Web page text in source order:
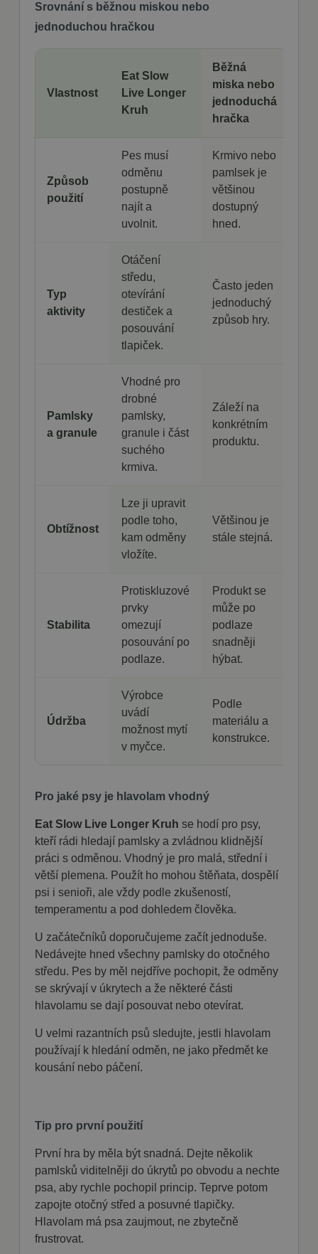
Srovnání s běžnou miskou nebo
jednoduchou hračkou
Vlastnost
Eat Slow
Live Longer
Kruh
Běžná
miska nebo
jednoduchá
hračka
Způsob
použití
Pes musí
odměnu
postupně
najít a
uvolnit.
Krmivo nebo
pamlsek je
většinou
dostupný
hned.
Typ
aktivity
Otáčení
středu,
otevírání
destiček a
posouvání
tlapiček.
Často jeden
jednoduchý
způsob hry.
Pamlsky
a granule
Vhodné pro
drobné
pamlsky,
granule i část
suchého
krmiva.
Záleží na
konkrétním
produktu.
Obtížnost
Lze ji upravit
podle toho,
kam odměny
vložíte.
Většinou je
stále stejná.
Stabilita
Protiskluzové
prvky
omezují
posouvání po
podlaze.
Produkt se
může po
podlaze
snadněji
hýbat.
Údržba
Výrobce
uvádí
možnost mytí
v myčce.
Podle
materiálu a
konstrukce.
Pro jaké psy je hlavolam vhodný
Eat Slow Live Longer Kruh se hodí pro psy,
kteří rádi hledají pamlsky a zvládnou klidnější
práci s odměnou. Vhodný je pro malá, střední i
větší plemena. Použít ho mohou štěňata, dospělí
psi i senioři, ale vždy podle zkušeností,
temperamentu a pod dohledem člověka.
U začátečníků doporučujeme začít jednoduše.
Nedávejte hned všechny pamlsky do otočného
středu. Pes by měl nejdříve pochopit, že odměny
se skrývají v úkrytech a že některé části
hlavolamu se dají posouvat nebo otevírat.
U velmi razantních psů sledujte, jestli hlavolam
používají k hledání odměn, ne jako předmět ke
kousání nebo páčení.
Tip pro první použití
První hra by měla být snadná. Dejte několik
pamlsků viditelněji do úkrytů po obvodu a nechte
psa, aby rychle pochopil princip. Teprve potom
zapojte otočný střed a posuvné tlapičky.
Hlavolam má psa zaujmout, ne zbytečně
frustrovat.
základní funkce webových stránek, jako je
přihlášení uživatele a správa účtu. Webové
Poskytovatel
/ Doména
Vyprší
shop5_kosik .fajnpes.cz 10 dní
Tento soubor
nákupního
košíku
uživatele a
detailů relace
CookieScriptConsent
měsíc
používá
služba
Cookie-
Script.com k
Script.com
Poskytovatel
Vyprší Popis
používá
sledování
návštěv
nebo
aktivit na
měření
výkonu.
Google LLC
.doubleclick.net
1 rok
Tento soubor
cookie
nastavuje
Doubleclick a
provádí
informace o
webové stránky
reklamu,
kterou koncový
uživatel mohl
sid
.seznam.cz
souboru
cookie, ale
pokud je
nalezen jako
soubor cookie
relace, bude
pravděpodobně
test_cookie
Google LLC
.doubleclick.net
15
minut
Tento soubor
cookie
nastavuje
DoubleClick
Google), aby
zjistila, zda
návštěvníka
webu
podporuje
Název
Poskytovatel
/ Doména
Popis
nastav_lang .fajnpes.cz
nastavení jazyka
uživatele, aby
poskytl osobní
zážitek
zobrazením
webové stránky v
jazyce zvoleném
uživatelem.
uživatelských
preferencí a může
podporovat
funkčnost
webových stránek
zajištění hladkého
a
personalizovaného
nakupování tím, že
sleduje výběry a
preference
jejich návštěvy na
webu.
Zásady
ochrany osobních údajů Google